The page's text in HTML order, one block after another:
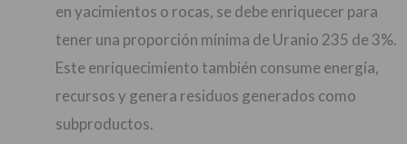
en yacimientos o rocas, se debe enriquecer para
tener una proporción mínima de Uranio 235 de 3%.
Este enriquecimiento también consume energía,
recursos y genera residuos generados como
subproductos.